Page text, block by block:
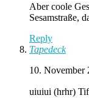
Aber coole
Sesamstraße,
Reply
Tapedeck
10. November
uiuiui (hrhr)